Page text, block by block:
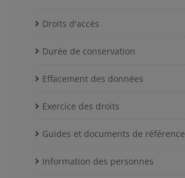
Droits d'accès
Durée de conservation
Effacement des données
Exercice des droits
Guides et documents de référence
Information des personnes